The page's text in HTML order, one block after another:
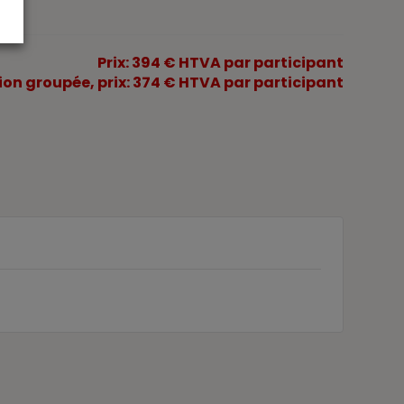
Prix: 394 € HTVA par participant
groupée, prix: 374 € HTVA par participant